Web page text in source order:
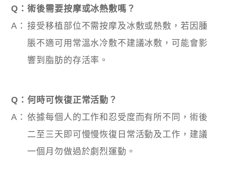
Q：術後需要按摩或冰熱敷嗎？
A： 接受移植部位不需按摩及冰敷或熱敷，若因腫
脹不適可用常溫水冷敷不建議冰敷，可能會影
響到脂肪的存活率。
Q：何時可恢復正常活動？
A： 依據每個人的工作和忍受度而有所不同，術後
二至三天即可慢慢恢復日常活動及工作，建議
一個月勿做過於劇烈運動。